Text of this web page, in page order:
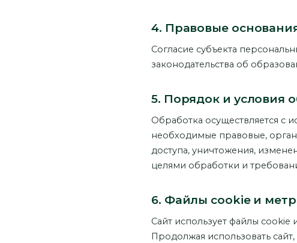
4. Правовые
Согласие субъекта
законодательства об
5. Порядок и условия
Обработка осуществляется с
необходимые правовые,
доступа, уничтожения,
целями обработки и
6. Файлы cookie и
Сайт использует файлы
Продолжая использовать